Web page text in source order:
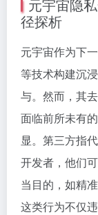
元宇宙隐
径探析
元宇宙作为下
等技术构建沉
与。然而，其
面临前所未有
显。第三方指
开发者，他们
当目的，如精
这类行为不仅